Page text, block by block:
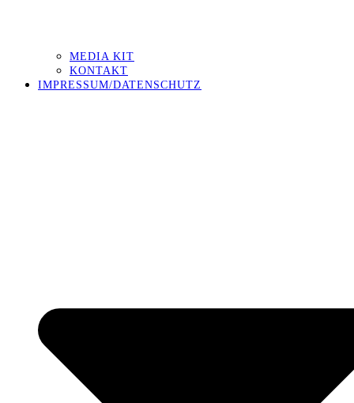
MEDIA KIT
KONTAKT
IMPRESSUM/DATENSCHUTZ